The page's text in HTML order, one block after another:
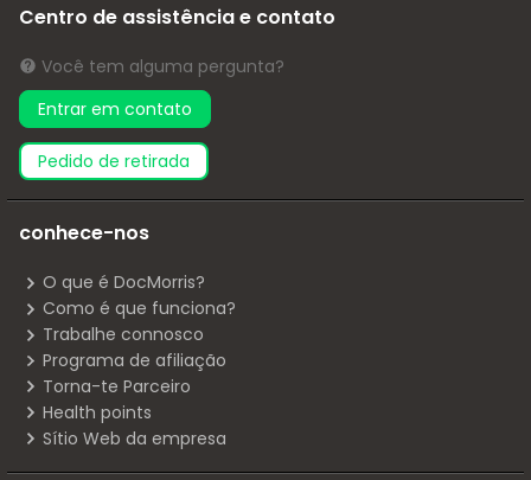
Centro de assistência e contato
Você tem alguma pergunta?
Entrar em contato
pedido de retirada
conhece-nos
O que é DocMorris?
Como é que funciona?
Trabalhe connosco
Programa de afiliação
Torna-te Parceiro
Health points
Sítio Web da empresa